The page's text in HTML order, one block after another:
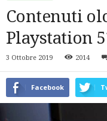
Contenuti
Playstation
3 Ottobre 2019 2014
Facebook